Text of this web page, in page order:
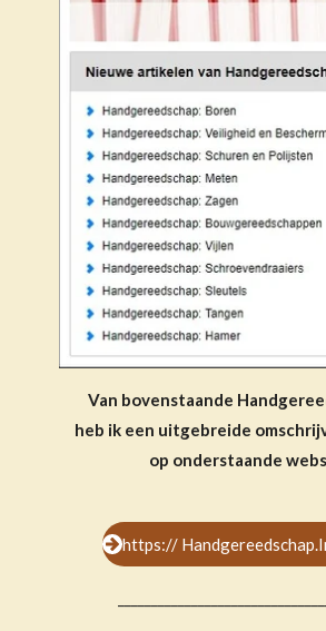
Van bovenstaande
heb ik een uitgebreide
op onderstaande
https://